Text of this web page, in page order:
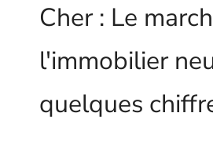
Cher : Le
l'immobilier
quelques